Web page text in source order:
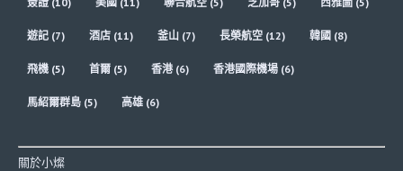
遊記 (7) 酒店 (11) 釜山 (7) 長榮航空 (12) 韓國 (8)
飛機 (5) 首爾 (5) 香港(6) 香港國際機場 (6)
馬紹爾群島 (5) 高雄 (6)
關於小燦